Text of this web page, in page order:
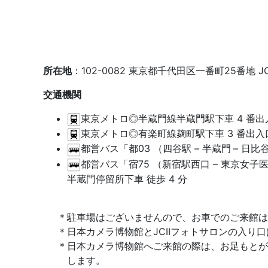
所在地：102-0082 東京都千代田区一番町25番地
交通機関
東京メトロ◎半蔵門線半蔵門駅下車 4 番出
東京メトロ◎有楽町線麹町駅下車 3 番出
都営バス「都03 （四谷駅 – 半蔵門 – 日比
都営バス「宿75 （新宿駅西口 – 東京女子
半蔵門停留所下車 徒歩 4 分
駐車場はございませんので、お車でのご来館
日本カメラ博物館とJCIIフォトサロンの入り
日本カメラ博物館へご来館の際は、お足もと
します。